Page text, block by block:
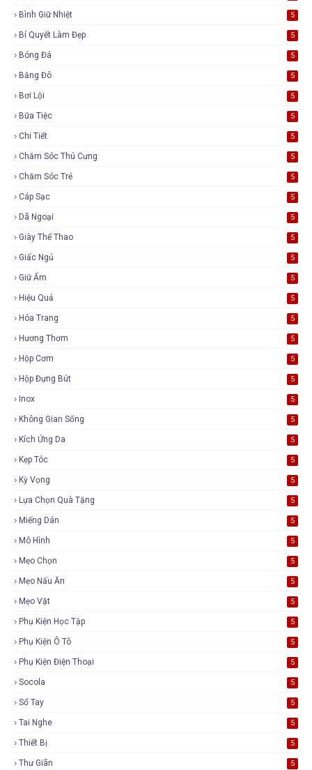
Bình Giữ Nhiệt 5
Bí Quyết Làm Đẹp 5
Bóng Đá 5
Băng Đô 5
Bơi Lội 5
Bữa Tiệc 5
Chi Tiết 5
Chăm Sóc Thú Cưng 5
Chăm Sóc Trẻ 5
Cáp Sạc 5
Dã Ngoại 5
Giày Thể Thao 5
Giấc Ngủ 5
Giữ Ấm 5
Hiệu Quả 5
Hóa Trang 5
Hương Thơm 5
Hộp Cơm 5
Hộp Đựng Bút 5
Inox 5
Không Gian Sống 5
Kích Ứng Da 5
Kẹp Tóc 5
Kỳ Vọng 5
Lựa Chọn Quà Tặng 5
Miếng Dán 5
Mô Hình 5
Mẹo Chọn 5
Mẹo Nấu Ăn 5
Mẹo Vặt 5
Phụ Kiện Học Tập 5
Phụ Kiện Ô Tô 5
Phụ Kiện Điện Thoại 5
Socola 5
Sổ Tay 5
Tai Nghe 5
Thiết Bị 5
Thư Giãn 5